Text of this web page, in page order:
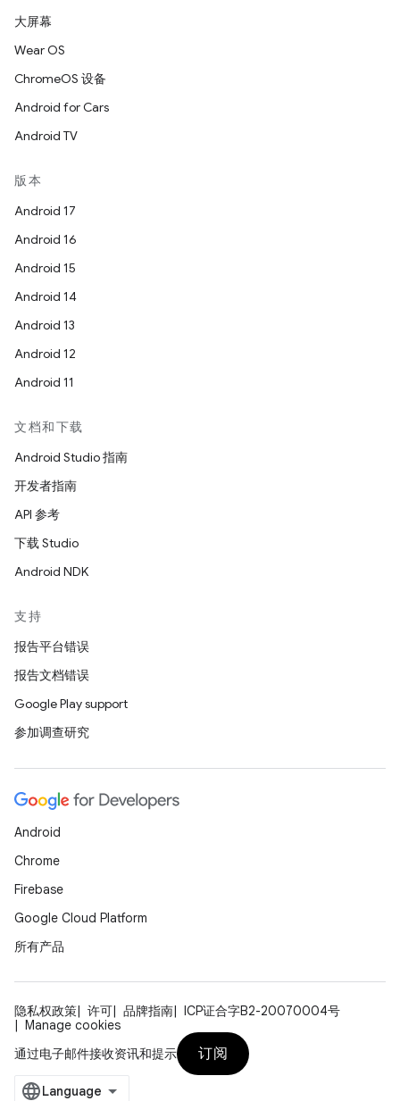
大屏幕
Wear OS
ChromeOS 设备
Android for Cars
Android TV
版本
Android 17
Android 16
Android 15
Android 14
Android 13
Android 12
Android 11
文档和下载
Android Studio 指南
开发者指南
API 参考
下载 Studio
Android NDK
支持
报告平台错误
报告文档错误
Google Play support
参加调查研究
Android
Chrome
Firebase
Google Cloud Platform
所有产品
隐私权政策 许可 品牌指南
ICP证合字B2-20070004号
Manage cookies
通过电子邮件接收资讯和提示
订阅